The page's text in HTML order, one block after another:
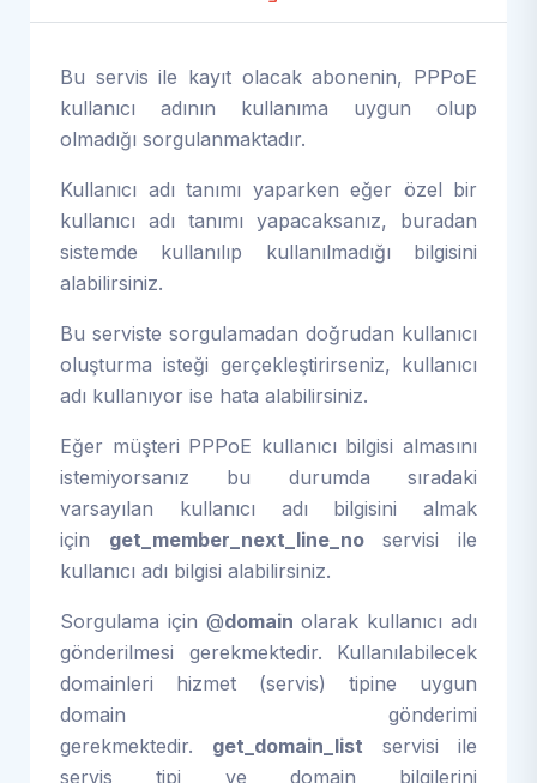
Bu servis ile kayıt olacak abonenin, PPPoE
kullanıcı adının kullanıma uygun olup
olmadığı sorgulanmaktadır.
Kullanıcı adı tanımı yaparken eğer özel bir
kullanıcı adı tanımı yapacaksanız, buradan
sistemde kullanılıp kullanılmadığı bilgisini
alabilirsiniz.
Bu serviste sorgulamadan doğrudan kullanıcı
oluşturma isteği gerçekleştirirseniz, kullanıcı
adı kullanıyor ise hata alabilirsiniz.
Eğer müşteri PPPoE kullanıcı bilgisi almasını
istemiyorsanız bu durumda sıradaki
varsayılan kullanıcı adı bilgisini almak
için get_member_next_line_noservisi ile
kullanıcı adı bilgisi alabilirsiniz.
Sorgulama için @domain olarak kullanıcı adı
gönderilmesi gerekmektedir. Kullanılabilecek
domainleri hizmet (servis) tipine uygun
domain gönderimi
gerekmektedir. get_domain_list servisi ile
servis tipi ve domain bilgilerini